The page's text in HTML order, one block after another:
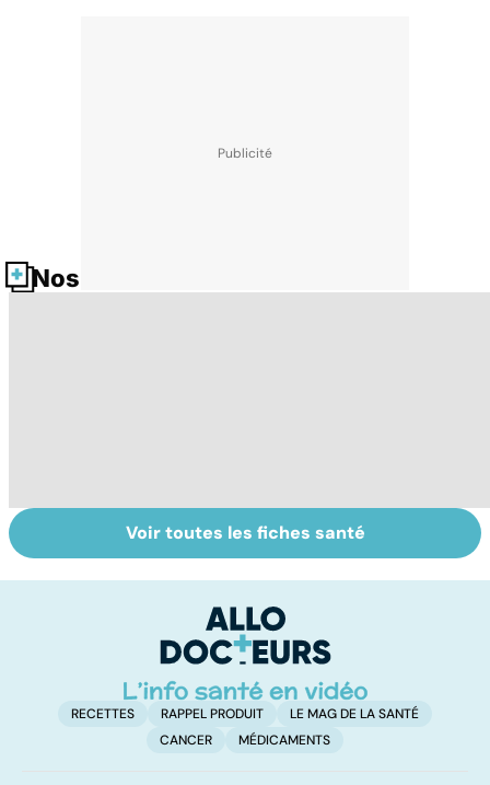
Nos fiches santé
HPV : tout savoir
sur les
Faire du sport à
domicile, c'est
Voir toutes les fiches santé
RECETTES RAPPEL PRODUIT
LE MAG DE LA SANTÉ
CANCER
MÉDICAMENTS